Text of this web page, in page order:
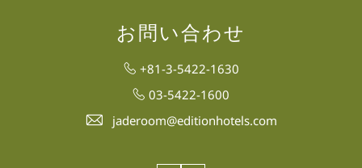
お問い合わせ
+81-3-5422-1630
03-5422-1600
jaderoom@editionhotels.com